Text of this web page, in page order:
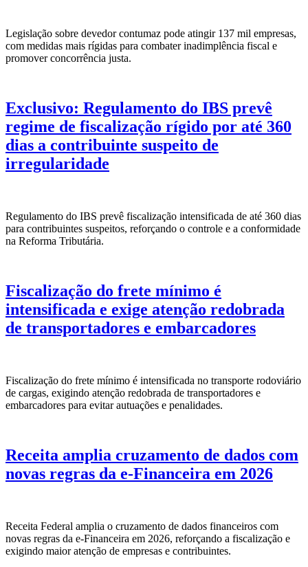
Legislação sobre devedor contumaz pode atingir 137 mil empresas,
com medidas mais rígidas para combater inadimplência fiscal e
promover concorrência justa.
Exclusivo: Regulamento do IBS prevê
regime de fiscalização rígido por até 360
dias a contribuinte suspeito de
irregularidade
Regulamento do IBS prevê fiscalização intensificada de até 360 dias
para contribuintes suspeitos, reforçando o controle e a conformidade
na Reforma Tributária.
Fiscalização do frete mínimo é
intensificada e exige atenção redobrada
de transportadores e embarcadores
Fiscalização do frete mínimo é intensificada no transporte rodoviário
de cargas, exigindo atenção redobrada de transportadores e
embarcadores para evitar autuações e penalidades.
Receita amplia cruzamento de dados com
novas regras da e-Financeira em 2026
Receita Federal amplia o cruzamento de dados financeiros com
novas regras da e-Financeira em 2026, reforçando a fiscalização e
exigindo maior atenção de empresas e contribuintes.